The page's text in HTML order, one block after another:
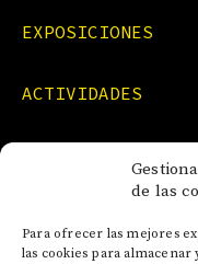
de las
Para ofrecer las mejores
las cookies para
EXPOSICIONES
ACTIVIDADES